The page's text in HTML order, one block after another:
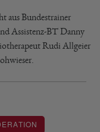
aus Bundestrainer
Assistenz-BT Danny
Rudi Allgeier